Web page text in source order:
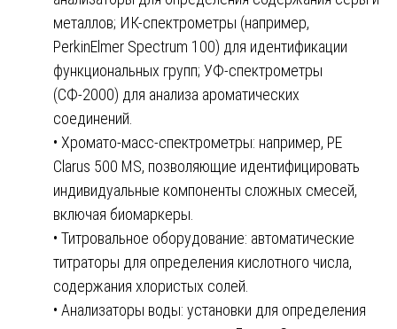
металлов; ИК-спектрометры (например,
PerkinElmer Spectrum 100) для идентификации
функциональных групп; УФ-спектрометры
(СФ-2000) для анализа ароматических
соединений.
• Хромато-масс-спектрометры: например, PE
Clarus 500 MS, позволяющие идентифицировать
индивидуальные компоненты сложных смесей,
включая биомаркеры.
• Титровальное оборудование: автоматические
титраторы для определения кислотного числа,
содержания хлористых солей.
• Анализаторы воды: установки для определения